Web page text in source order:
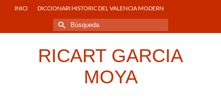
INICI DICCIONARI HISTORIC DEL VALENCIA MODERN
Buscar
por:
RICART GARCIA
MOYA